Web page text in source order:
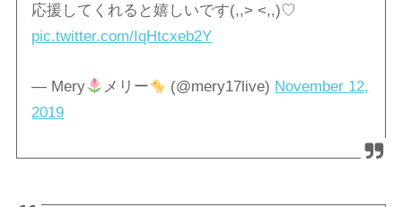
応援してくれると嬉しいです(,,> <,,)♡
pic.twitter.com/IqHtcxeb2Y
— Mery メリー (@mery17live) November 12,
2019